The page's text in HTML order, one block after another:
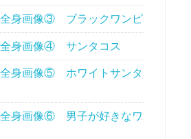
身画像③ ブラックワンピ
身画像④ サンタコス
身画像⑤ ホワイトサンタ
身画像⑥ 男子が好きなワ